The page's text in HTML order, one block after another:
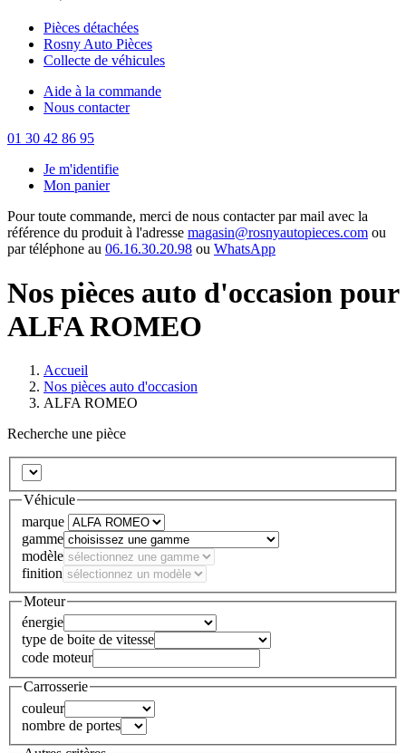
Pièces détachées
Rosny Auto Pièces
Collecte de véhicules
Aide à la commande
Nous contacter
01 30 42 86 95
Je m'identifie
Mon panier
Pour toute commande, merci de nous contacter par mail avec la
référence du produit à l'adresse magasin@rosnyautopieces.com ou
par téléphone au 06.16.30.20.98 ou WhatsApp
Nos pièces auto d'occasion pour
ALFA ROMEO
Accueil
Nos pièces auto d'occasion
ALFA ROMEO
Recherche une pièce
Véhicule
marque
gamme
modèle
finition
Moteur
énergie
type de boite de vitesse
code moteur
Carrosserie
couleur
nombre de portes